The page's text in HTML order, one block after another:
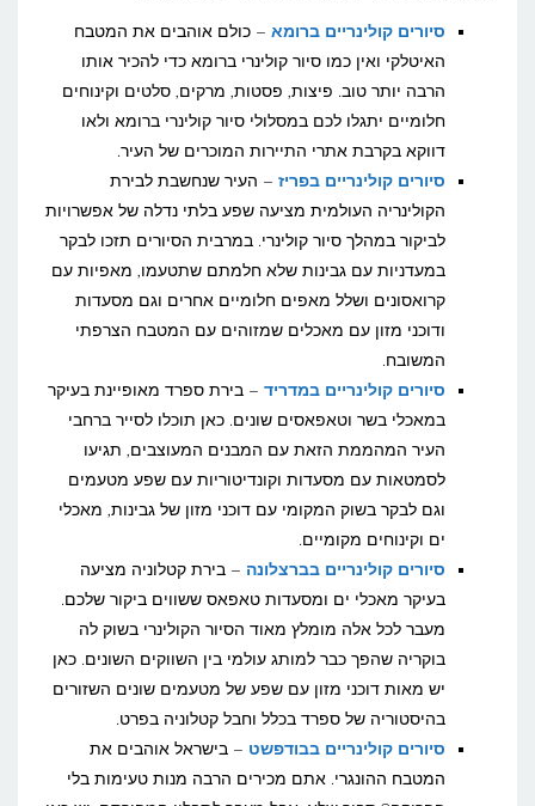
סיורים קולינריים ברומא – כולם אוהבים את המטבח
האיטלקי ואין כמו סיור קולינרי ברומא כדי להכיר אותו
הרבה יותר טוב. פיצות, פסטות, מרקים, סלטים וקינוחים
חלומיים יתגלו לכם במסלולי סיור קולינרי ברומא ולאו
דווקא בקרבת אתרי התיירות המוכרים של העיר.
סיורים קולינריים בפריז – העיר שנחשבת לבירת
הקולינריה העולמית מציעה שפע בלתי נדלה של אפשרויות
לביקור במהלך סיור קולינרי. במרבית הסיורים תזכו לבקר
במעדניות עם גבינות שלא חלמתם שתטעמו, מאפיות עם
קרואסונים ושלל מאפים חלומיים אחרים וגם מסעדות
ודוכני מזון עם מאכלים שמזוהים עם המטבח הצרפתי
המשובח.
סיורים קולינריים במדריד – בירת ספרד מאופיינת בעיקר
במאכלי בשר וטאפאסים שונים. כאן תוכלו לסייר ברחבי
העיר המהממת הזאת עם המבנים המעוצבים, תגיעו
לסמטאות עם מסעדות וקונדיטוריות עם שפע מטעמים
וגם לבקר בשוק המקומי עם דוכני מזון של גבינות, מאכלי
ים וקינוחים מקומיים.
סיורים קולינריים בברצלונה – בירת קטלוניה מציעה
בעיקר מאכלי ים ומסעדות טאפאס ששווים ביקור שלכם.
מעבר לכל אלה מומלץ מאוד הסיור הקולינרי בשוק לה
בוקריה שהפך כבר למותג עולמי בין השווקים השונים. כאן
יש מאות דוכני מזון עם שפע של מטעמים שונים השזורים
בהיסטוריה של ספרד בכלל וחבל קטלוניה בפרט.
סיורים קולינריים בבודפשט – בישראל אוהבים את
המטבח ההונגרי. אתם מכירים הרבה מנות טעימות בלי